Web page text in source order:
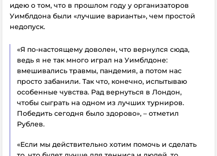
идею о том, что в прошлом году у организаторов
Уимблдона были «лучшие варианты», чем простой
недопуск.
«Я по-настоящему доволен, что вернулся сюда,
ведь я не так много играл на Уимблдоне:
вмешивались травмы, пандемия, а потом нас
просто забанили. Так что, конечно, испытываю
особенные чувства. Рад вернуться в Лондон,
чтобы сыграть на одном из лучших турниров.
Победить сегодня было здорово», – отметил
Рублев.
«Если мы действительно хотим помочь и сделать